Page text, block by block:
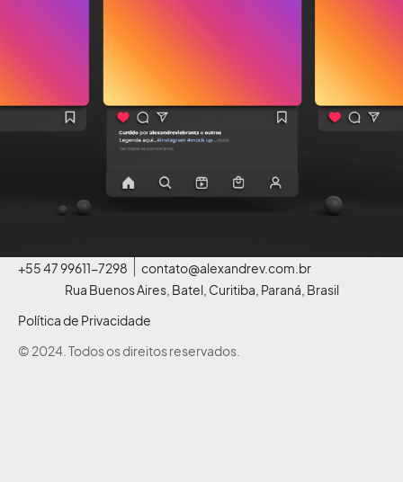
© 2024. Todos os direitos reservados.
+55 47 99611-7298
contato@alexandrev.com.br
Rua Buenos Aires, Batel, Curitiba, Paraná, Brasil
Política de Privacidade